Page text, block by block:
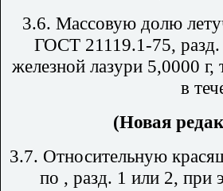
3.6. Массовую долю
ГОСТ 21119.1-75, разд.
железной лазури 5,0000
в
(Новая
3.7. Относительную
по , разд. 1 или 2, при